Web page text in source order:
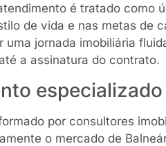
é tratado como
de vida e nas metas de
uma jornada imobiliária
a assinatura do contrato.
por consultores
o mercado de